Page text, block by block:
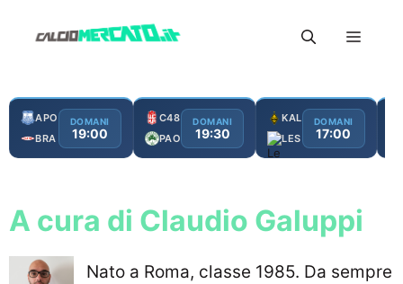
Menu
APO
BRA
DOMANI
19:00
C48
PAO
DOMANI
19:30
KAL
LES
DOMANI
17:00
A cura di Claudio Galuppi
Nato a Roma, classe 1985. Da sempre